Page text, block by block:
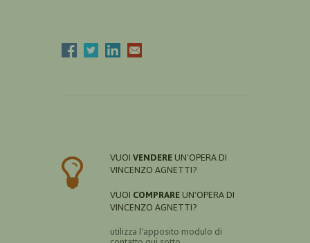
VUOI VENDERE UN'OPERA DI
VINCENZO AGNETTI?
VUOI COMPRARE UN'OPERA DI
VINCENZO AGNETTI?
utilizza l'apposito modulo di